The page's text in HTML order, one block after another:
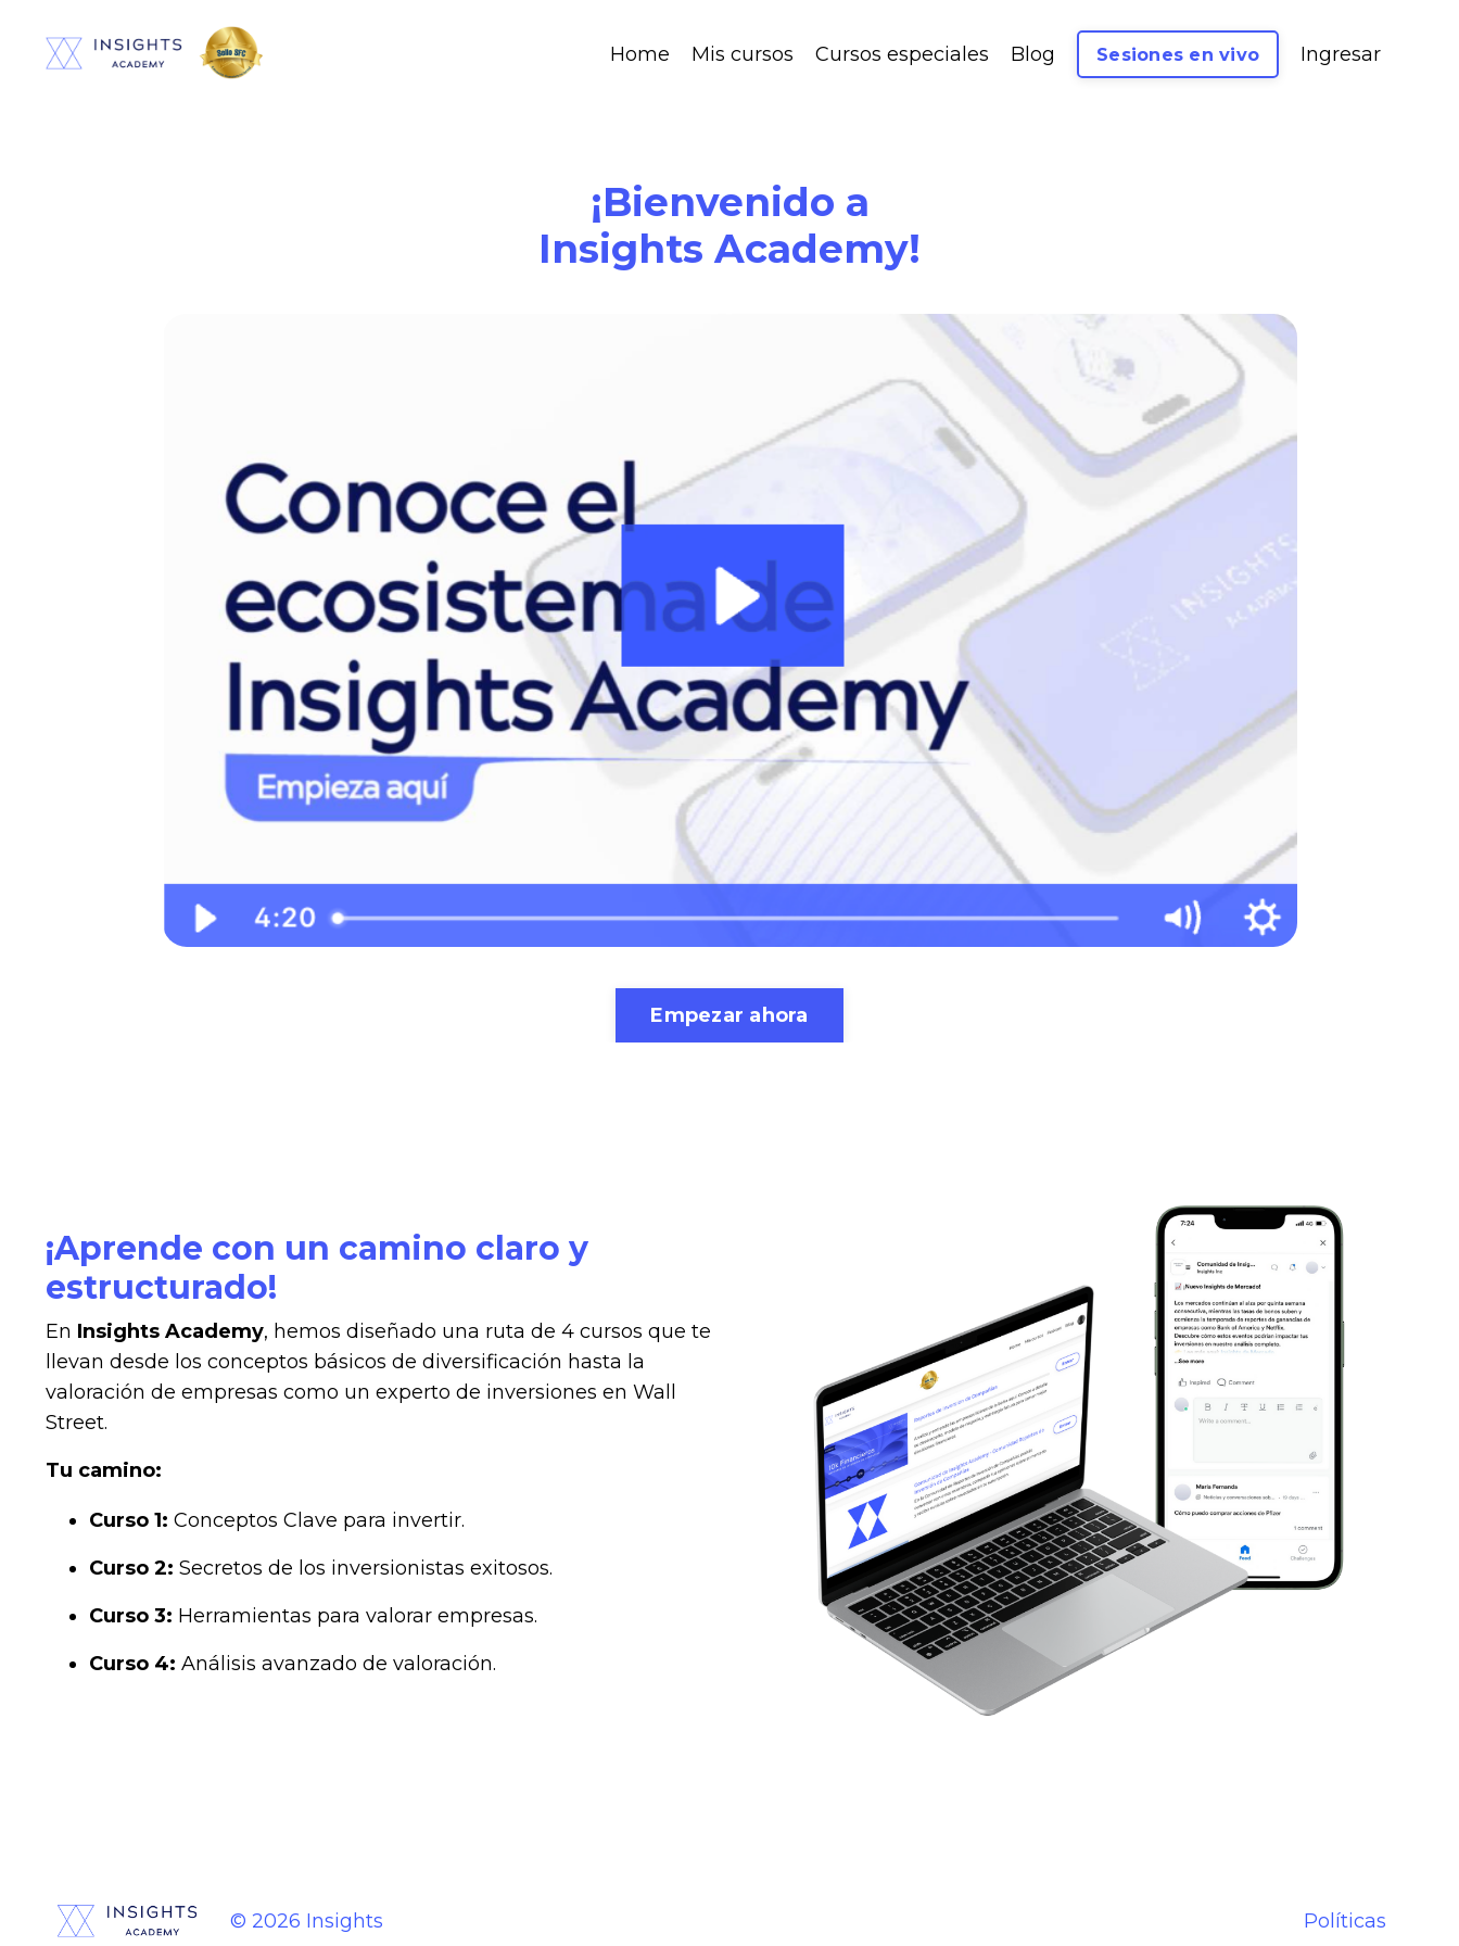
Home Mis cursos Cursos especiales Blog Sesiones en vivo Ingresar
¡Bienvenido a
Insights Academy!
Empezar ahora
¡Aprende con un camino claro y
estructurado!
En Insights Academy, hemos diseñado una ruta de 4 cursos que te
llevan desde los conceptos básicos de diversificación hasta la
valoración de empresas como un experto de inversiones en Wall
Street.
Tu camino:
Curso 1: Conceptos Clave para invertir.
Curso 2: Secretos de los inversionistas exitosos.
Curso 3: Herramientas para valorar empresas.
Curso 4: Análisis avanzado de valoración.
© 2026 Insights Políticas